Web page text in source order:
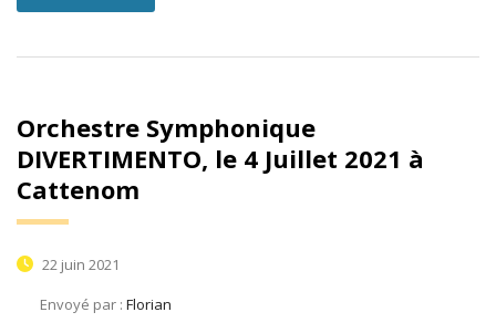
Orchestre Symphonique
DIVERTIMENTO, le 4 Juillet 2021 à
Cattenom
22 juin 2021
Envoyé par : Florian